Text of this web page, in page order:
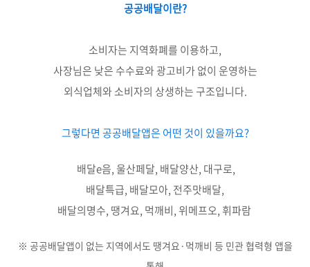
공공배달이란?
소비자는 지역화폐를 이용하고,
사장님은 낮은 수수료와 광고비가 없이 운영하는
외식업체와 소비자의 상생하는 구조입니다.
그렇다면 공공배달앱은 어떤 것이 있을까요?
배달e음, 울산페달, 배달양산, 대구로,
배달특급, 배달모아, 전주맛배달,
배달의명수, 땡겨요, 먹깨비, 위메프오, 휘파람
※ 공공배달앱이 없는 지역에서도 땡겨요·먹깨비 등 민관 협력형 앱을